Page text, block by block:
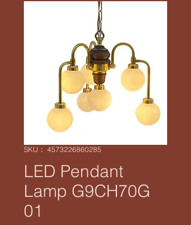
SKU： 4573226860285
LED Pendant
Lamp G9CH70G
01